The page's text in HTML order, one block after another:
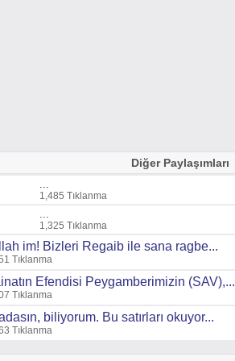
Diğer Paylaşımları
...
1,485 Tıklanma
...
1,325 Tıklanma
im! Bizleri Regaib ile sana ragbe...
Tıklanma
Efendisi Peygamberimizin (SAV),...
Tıklanma
biliyorum. Bu satırları okuyor...
Tıklanma